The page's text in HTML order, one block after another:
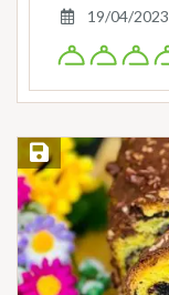
19/04/2023
Save Recipe